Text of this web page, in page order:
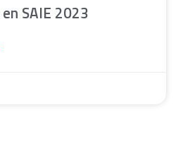
SAIE 2023